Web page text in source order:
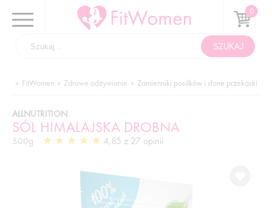
FitWomen Zdrowe odżywianie Zamienniki posiłków i słone przekąski
SÓL HIMALAJSKA DROBNA
ALLNUTRITION
500g 4,85 z 27 opinii